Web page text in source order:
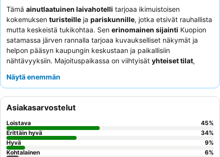
Tämä ainutlaatuinen laivahotelli tarjoaa ikimuistoisen
kokemuksen turisteille ja pariskunnille, jotka etsivät rauhallista
mutta keskeistä tukikohtaa. Sen erinomainen sijainti Kuopion
satamassa järven rannalla tarjoaa kuvaukselliset näkymät ja
helpon pääsyn kaupungin keskustaan ja paikallisiin
nähtävyyksiin. Majoituspaikassa on viihtyisät yhteiset tilat,
ihailuun, ja jaettu oleskelutila, jossa on jääkaappi ja
henkilökunnan poikkeuksellista ystävällisyyttä
ravitsevaa aamiaista, josta voi usein nauttia yläkannelta
avautuvien näkymien kera. Todella ainutlaatuista oleskelua
varten harkitse huonetta yläkannelta, jotta saat parhaat
näkymät ja minimoit mahdolliset meluhaitat.
Näytä enemmän
Asiakasarvostelut
Loistava 45%
Erittäin hyvä
34%
Hyvä
9%
Kohtalainen
6%